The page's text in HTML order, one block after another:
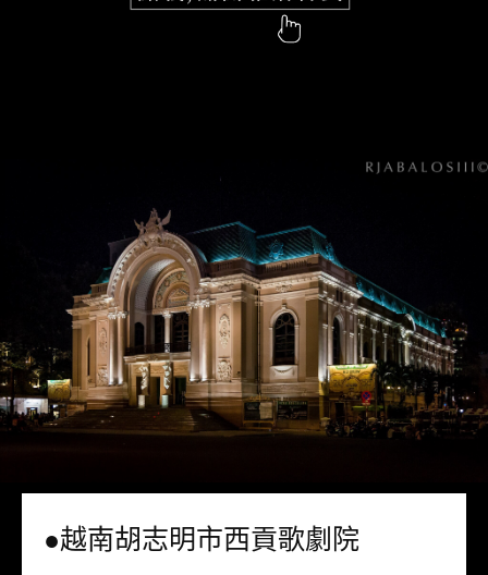
●越南胡志明市西貢歌劇院